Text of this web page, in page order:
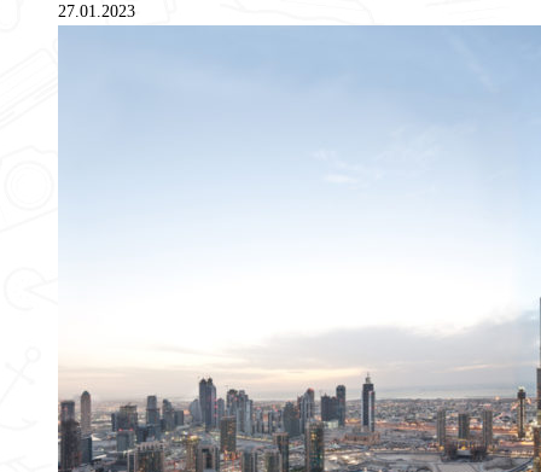
27.01.2023